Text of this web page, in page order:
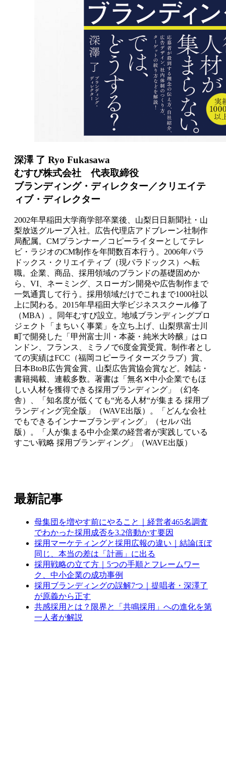
深澤 了 Ryo Fukasawa
むすび株式会社 代表取締役
ブランディング・ディレクター／クリエイテ
ィブ・ディレクター
2002年早稲田大学商学部卒業後、山梨日日新聞社・山
梨放送グループ入社。広告代理店アドブレーン社制作
局配属。CMプランナー／コピーライターとしてテレ
ビ・ラジオのCM制作を年間数百本行う。2006年パラ
ドックス・クリエイティブ（現パラドックス）へ転
職。企業、商品、採用領域のブランドの基礎固めか
ら、VI、ネーミング、スローガン開発や広告制作まで
一気通貫して行う。採用領域だけでこれまで1000社以
上に関わる。2015年早稲田大学ビジネススクール修了
（MBA）。同年むすび設立。地域ブランディングプロ
ジェクト「まちいく事業」を立ち上げ、山梨県富士川
町で開発した「甲州富士川・本菱・純米大吟醸」はロ
ンドン、フランス、ミラノで6度金賞受賞。制作者とし
ての実績はFCC（福岡コピーライターズクラブ）賞、
日本BtoB広告賞金賞、山梨広告賞協会賞など。雑誌・
書籍掲載、連載多数。著書は「無名✕中小企業でもほ
しい人材を獲得できる採用ブランディング」（幻冬
舎）、「知名度が低くても“光る人材“が集まる 採用ブ
ランディング完全版」（WAVE出版）。「どんな会社
でもできるインナーブランディング」（セルバ出
版）。「人が集まる中小企業の経営者が実践している
すごい戦略 採用ブランディング」（WAVE出版）
最新記事
母集団を増やす前にやること｜経営者465名調査
でわかった採用成否を3.2倍動かす要因
採用マーケティングと採用広報の違い｜結論ほぼ
同じ、本当の差は「計画」に出る
採用戦略の立て方｜5つの手順とフレームワー
ク、中小企業の成功事例
採用ブランディングの誤解7つ｜提唱者・深澤了
が原義から正す
共感採用とは？限界と「共鳴採用」への進化を第
一人者が解説